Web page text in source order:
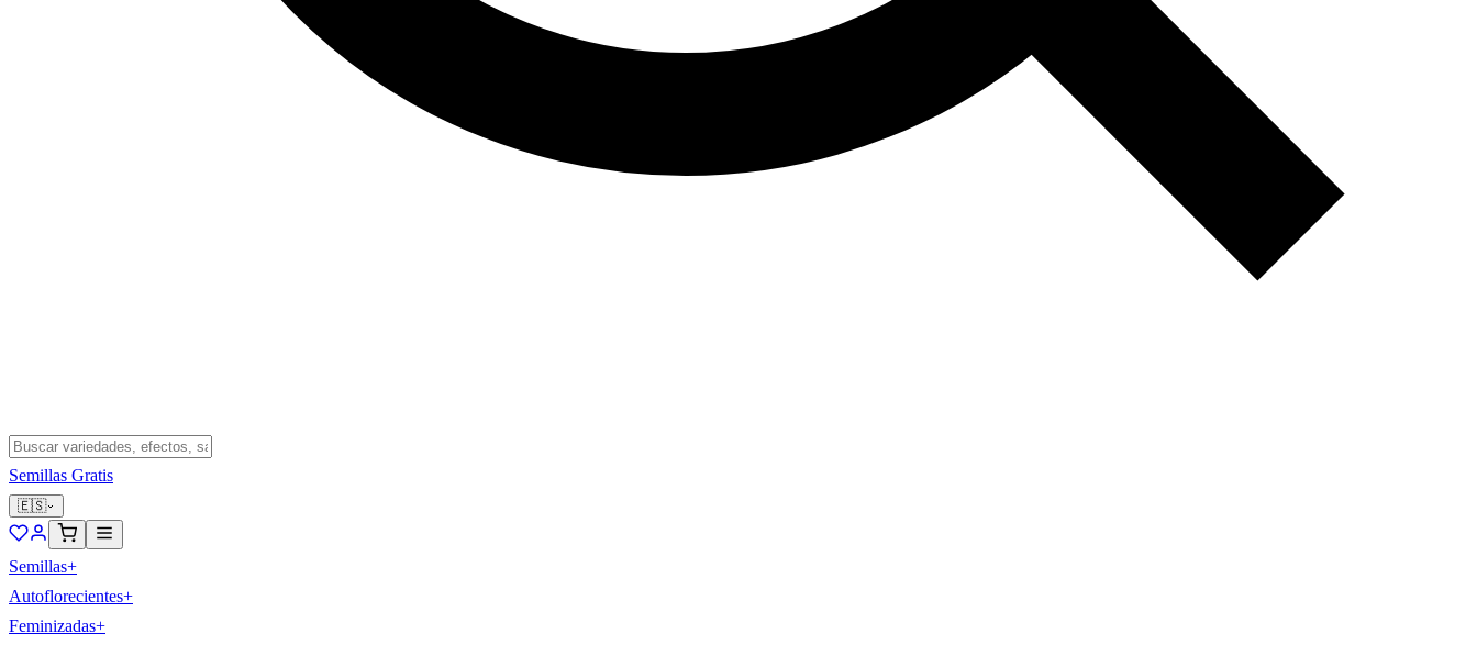
Semillas Gratis
🇪🇸
Semillas+
Autoflorecientes+
Feminizadas+